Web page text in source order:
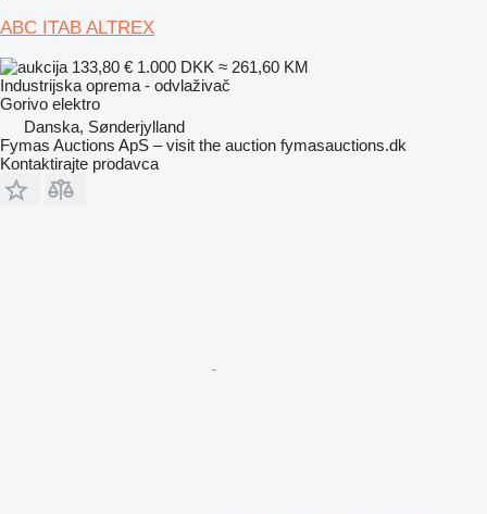
ABC ITAB ALTREX
133,80 € 1.000 DKK ≈ 261,60 KM
Industrijska oprema - odvlaživač
Gorivo elektro
Danska, Sønderjylland
Fymas Auctions ApS – visit the auction fymasauctions.dk
Kontaktirajte prodavca